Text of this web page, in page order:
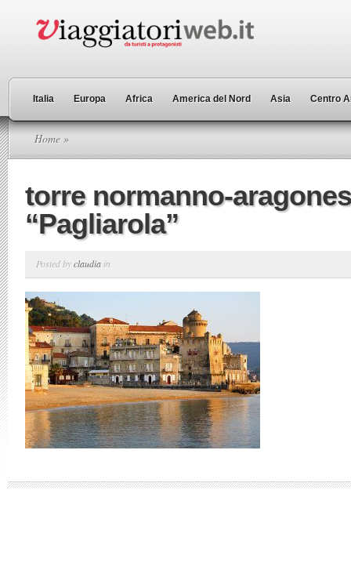
Italia Europa Africa America del Nord Asia Centro
Home »
torre normanno-
“Pagliarola”
Posted byclaudia in